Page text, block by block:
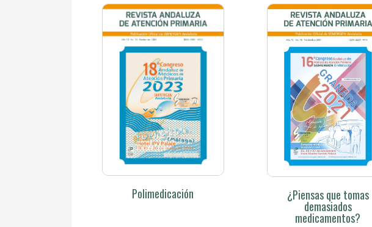
Polimedicación ¿Piensas que tomas
demasiados
medicamentos?